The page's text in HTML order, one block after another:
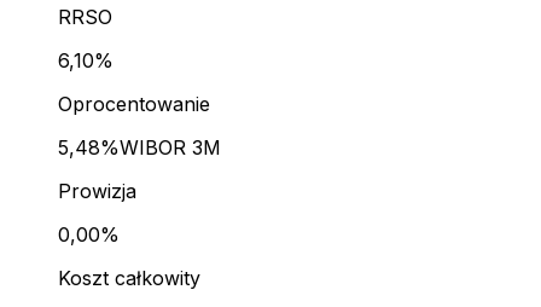
RRSO
6,10%
Oprocentowanie
5,48%WIBOR 3M
Prowizja
0,00%
Koszt całkowity